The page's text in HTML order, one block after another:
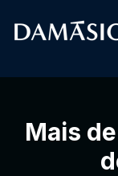
Mais